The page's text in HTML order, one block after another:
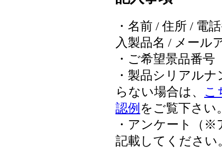
・名前 / 住所 / 電
入製品名 / メール
・ご希望景品番号
・製品シリアル
らない場合は、
こ
認例 をご覧下さい
・アンケート（※
記載してください